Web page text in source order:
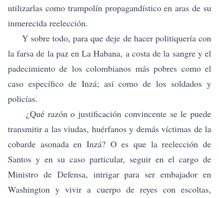
utilizarlas como trampolín propagandístico en aras de su
inmerecida reelección.
Y sobre todo, para que deje de hacer politiquería con
la farsa de la paz en La Habana, a costa de la sangre y el
padecimiento de los colombianos más pobres como el
caso específico de Inzá; así como de los soldados y
policías.
¿Qué razón o justificación convincente se le puede
transmitir a las viudas, huérfanos y demás víctimas de la
cobarde asonada en Inzá? O es que la reelección de
Santos y en su caso particular, seguir en el cargo de
Ministro de Defensa, intrigar para ser embajador en
Washington y vivir a cuerpo de reyes con escoltas,